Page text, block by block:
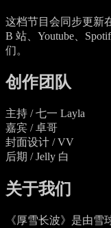
这档节目会同步更新
B 站、Youtube、
们。
创作团队
主持 / 七一 Layla
嘉宾 / 卓哥
封面设计 / VV
后期 / Jelly 白
关于我们
《厚雪长波》是由